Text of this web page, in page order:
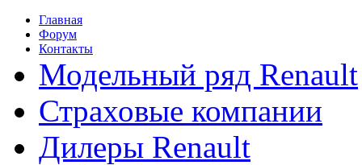
Главная
Форум
Контакты
Модельный ряд Renault
Страховые компании
Дилеры Renault